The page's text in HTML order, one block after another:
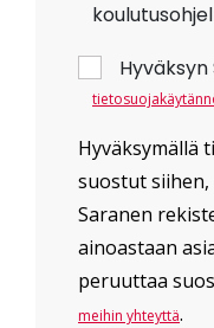
Hyväksymällä
suostut
Saranen
ainoastaan
peruuttaa
meihin yhteyttä.